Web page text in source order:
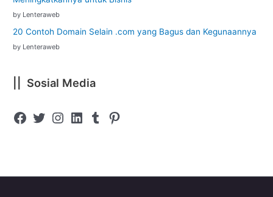
by Lenteraweb
20 Contoh Domain Selain .com yang Bagus dan Kegunaannya
by Lenteraweb
|| Sosial Media